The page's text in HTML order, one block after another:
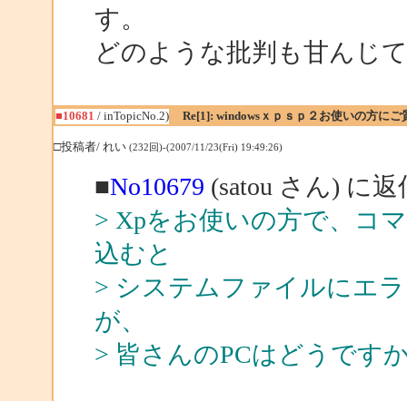
す。
どのような批判も甘んじ
■10681 / inTopicNo.2) Re[1]: windowsｘｐｓｐ２お使いの方にご
□投稿者/ れい (232回)-(2007/11/23(Fri) 19:49:26)
■No10679 (satou さん) に返
> Xpをお使いの方で、コ
込むと
> システムファイルにエ
が、
> 皆さんのPCはどうです